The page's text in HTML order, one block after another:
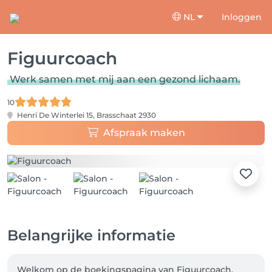
NL Inloggen
Figuurcoach
Werk samen met mij aan een gezond lichaam.
10
Henri De Winterlei 15, Brasschaat 2930
Afspraak maken
Belangrijke informatie
Welkom op de boekingspagina van Figuurcoach.